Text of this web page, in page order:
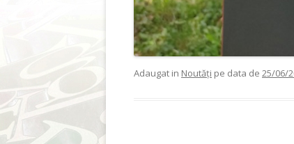
Adaugat in Noutăți pe data de 25/06/